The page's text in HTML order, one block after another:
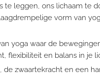
leggen, ons lichaam te
vorm van
yoga waar de
flexibiliteit en balans in je
de zwaartekracht en een